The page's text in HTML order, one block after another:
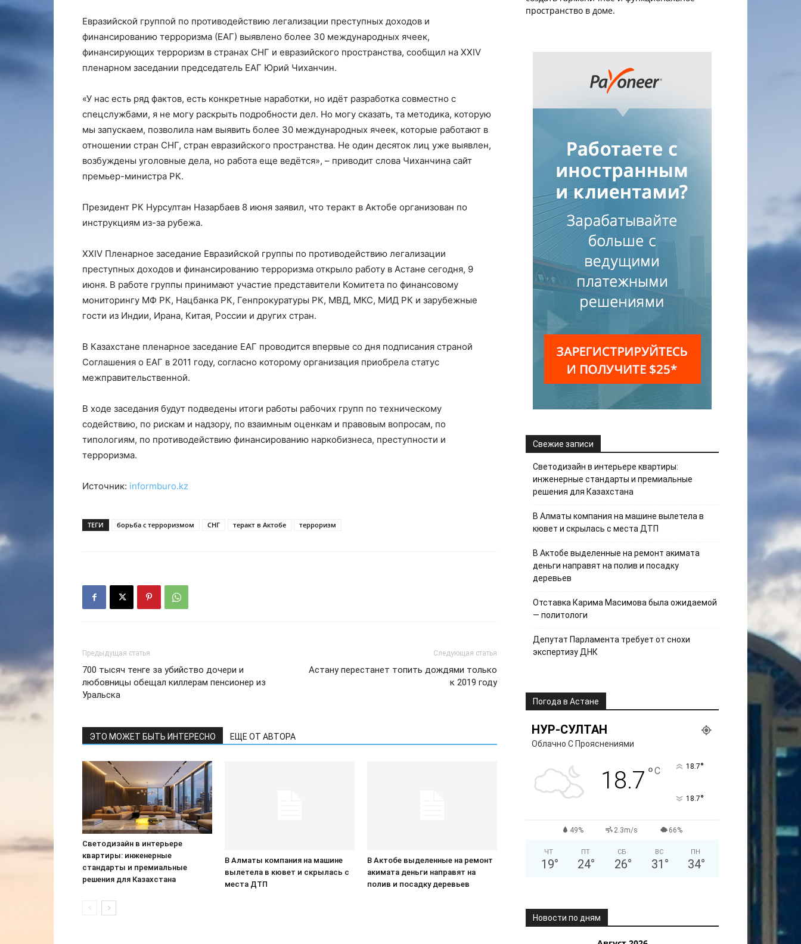
Евразийской группой по противодействию легализации преступных доходов и
финансированию терроризма (ЕАГ) выявлено более 30 международных ячеек,
финансирующих терроризм в странах СНГ и евразийского пространства, сообщил на XXIV
пленарном заседании председатель ЕАГ Юрий Чиханчин.
«У нас есть ряд фактов, есть конкретные наработки, но идёт разработка совместно с
спецслужбами, я не могу раскрыть подробности дел. Но могу сказать, та методика, которую
мы запускаем, позволила нам выявить более 30 международных ячеек, которые работают в
отношении стран СНГ, стран евразийского пространства. Не один десяток лиц уже выявлен,
возбуждены уголовные дела, но работа еще ведётся», – приводит слова Чиханчина сайт
премьер-министра РК.
Президент РК Нурсултан Назарбаев 8 июня заявил, что теракт в Актобе организован по
инструкциям из-за рубежа.
XXIV Пленарное заседание Евразийской группы по противодействию легализации
преступных доходов и финансированию терроризма открыло работу в Астане сегодня, 9
июня. В работе группы принимают участие представители Комитета по финансовому
мониторингу МФ РК, Нацбанка РК, Генпрокуратуры РК, МВД, МКС, МИД РК и зарубежные
гости из Индии, Ирана, Китая, России и других стран.
В Казахстане пленарное заседание ЕАГ проводится впервые со дня подписания страной
Соглашения о ЕАГ в 2011 году, согласно которому организация приобрела статус
межправительственной.
В ходе заседания будут подведены итоги работы рабочих групп по техническому
содействию, по рискам и надзору, по взаимным оценкам и правовым вопросам, по
типологиям, по противодействию финансированию наркобизнеса, преступности и
терроризма.
Источник: informburo.kz
ТЕГИ борьба с терроризмом СНГ теракт в Актобе терроризм
Предыдущая статья
700 тысяч тенге за убийство дочери и
любовницы обещал киллерам пенсионер из
Уральска
Следующая статья
Астану перестанет топить дождями только
к 2019 году
ЭТО МОЖЕТ БЫТЬ ИНТЕРЕСНО ЕЩЕ ОТ АВТОРА
Светодизайн в интерьере
квартиры: инженерные
стандарты и премиальные
решения для Казахстана
В Алматы компания на машине
вылетела в кювет и скрылась с
места ДТП
В Актобе выделенные на ремонт
акимата деньги направят на
полив и посадку деревьев
пространство в доме.
Свежие записи
Светодизайн в интерьере квартиры:
инженерные стандарты и премиальные
решения для Казахстана
В Алматы компания на машине вылетела в
кювет и скрылась с места ДТП
В Актобе выделенные на ремонт акимата
деньги направят на полив и посадку
деревьев
Отставка Карима Масимова была ожидаемой
— политологи
Депутат Парламента требует от снохи
экспертизу ДНК
Погода в Астане
НУР-СУЛТАН
Облачно С Прояснениями
18.7 °C 18.7°
18.7°
49% 2.3m/s 66%
ЧТ
19°
ПТ
24°
СБ
26°
ВС
31 °
ПН
34°
Новости по дням